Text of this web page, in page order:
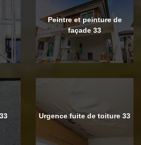
Peintre et peinture de
façade 33
Urgence fuite de toiture 33